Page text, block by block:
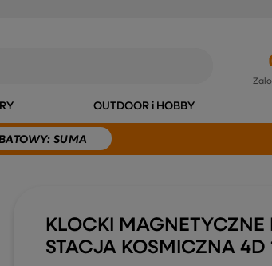
OUTDOOR i HOBBY
: SUMA
KLOCKI MAGNETYCZNE
STACJA KOSMICZNA 4D